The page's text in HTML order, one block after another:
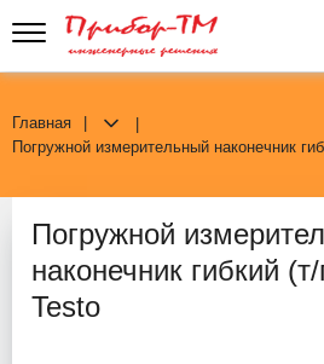
Главная
Погружной измерительный наконечник
Погружной
наконечник гибкий
Testo